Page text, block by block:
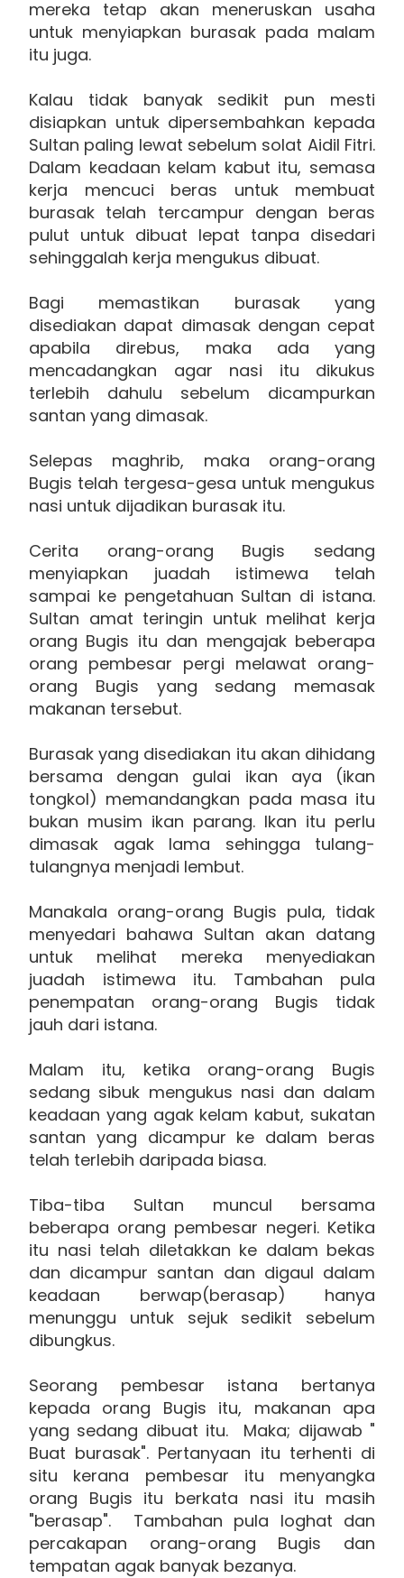
mereka tetap akan meneruskan usaha
untuk menyiapkan burasak pada malam
itu juga.
Kalau tidak banyak sedikit pun mesti
disiapkan untuk dipersembahkan kepada
Sultan paling lewat sebelum solat Aidil Fitri.
Dalam keadaan kelam kabut itu, semasa
kerja mencuci beras untuk membuat
burasak telah tercampur dengan beras
pulut untuk dibuat lepat tanpa disedari
sehinggalah kerja mengukus dibuat.
Bagi memastikan burasak yang
disediakan dapat dimasak dengan cepat
apabila direbus, maka ada yang
mencadangkan agar nasi itu dikukus
terlebih dahulu sebelum dicampurkan
santan yang dimasak.
Selepas maghrib, maka orang-orang
Bugis telah tergesa-gesa untuk mengukus
nasi untuk dijadikan burasak itu.
Cerita orang-orang Bugis sedang
menyiapkan juadah istimewa telah
sampai ke pengetahuan Sultan di istana.
Sultan amat teringin untuk melihat kerja
orang Bugis itu dan mengajak beberapa
orang pembesar pergi melawat orang-
orang Bugis yang sedang memasak
makanan tersebut.
Burasak yang disediakan itu akan dihidang
bersama dengan gulai ikan aya (ikan
tongkol) memandangkan pada masa itu
bukan musim ikan parang. Ikan itu perlu
dimasak agak lama sehingga tulang-
tulangnya menjadi lembut.
Manakala orang-orang Bugis pula, tidak
menyedari bahawa Sultan akan datang
untuk melihat mereka menyediakan
juadah istimewa itu. Tambahan pula
penempatan orang-orang Bugis tidak
jauh dari istana.
Malam itu, ketika orang-orang Bugis
sedang sibuk mengukus nasi dan dalam
keadaan yang agak kelam kabut, sukatan
santan yang dicampur ke dalam beras
telah terlebih daripada biasa.
Tiba-tiba Sultan muncul bersama
beberapa orang pembesar negeri. Ketika
itu nasi telah diletakkan ke dalam bekas
dan dicampur santan dan digaul dalam
keadaan berwap(berasap) hanya
menunggu untuk sejuk sedikit sebelum
dibungkus.
Seorang pembesar istana bertanya
kepada orang Bugis itu, makanan apa
yang sedang dibuat itu. Maka; dijawab "
Buat burasak". Pertanyaan itu terhenti di
situ kerana pembesar itu menyangka
orang Bugis itu berkata nasi itu masih
"berasap". Tambahan pula loghat dan
percakapan orang-orang Bugis dan
tempatan agak banyak bezanya.